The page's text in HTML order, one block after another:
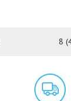
8